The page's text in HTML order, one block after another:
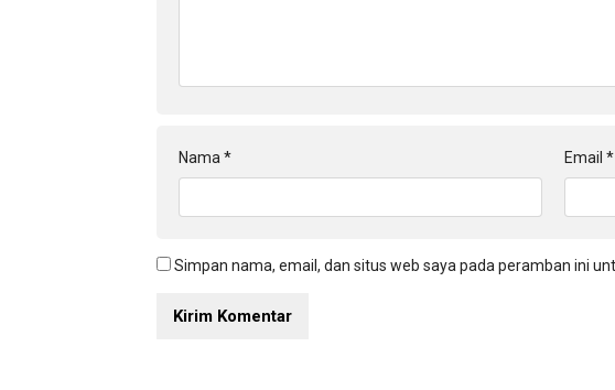
Nama* Email *
Simpan nama, email, dan situs web saya pada peramban ini